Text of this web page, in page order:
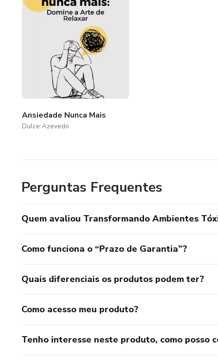
Ansiedade Nunca Mais
Dulce Azevedo
Perguntas Frequentes
Quem avaliou Transformando Ambientes
Como funciona o “Prazo de Garantia”?
Quais diferenciais os produtos podem ter?
Como acesso meu produto?
Tenho interesse neste produto, como posso